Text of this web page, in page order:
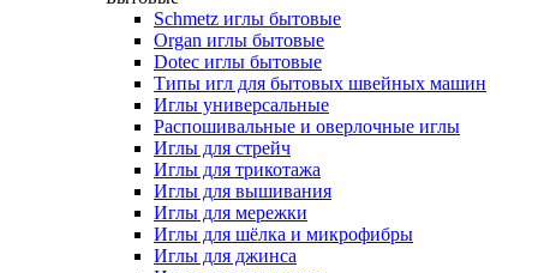
Schmetz иглы бытовые
Organ иглы бытовые
Dotec иглы бытовые
Типы игл для бытовых швейных машин
Иглы универсальные
Распошивальные и оверлочные иглы
Иглы для стрейч
Иглы для трикотажа
Иглы для вышивания
Иглы для мережки
Иглы для шёлка и микрофибры
Иглы для джинса